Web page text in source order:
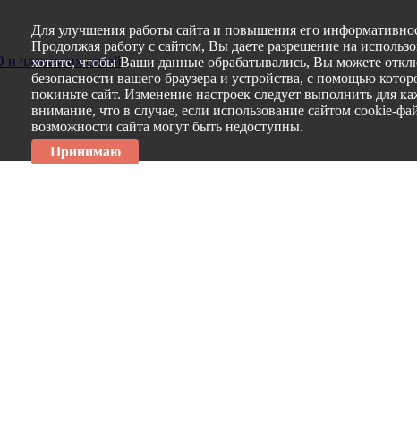
членам их семей
Для улучшения работы сайта и повышения его
Продолжая работу с сайтом, Вы даете разрешение на
хотите, чтобы Ваши данные обрабатывались, Вы можете
безопасности вашего браузера и устройства, с помощью
покиньте сайт. Изменение настроек следует выполнить для
внимание, что в случае, если использование сайтом cookie-
возможности сайта могут быть недоступны.
Принимаю